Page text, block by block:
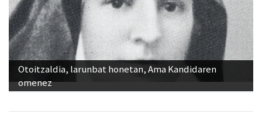
Otoitzaldia, larunbat honetan, Ama Kandidaren
omenez